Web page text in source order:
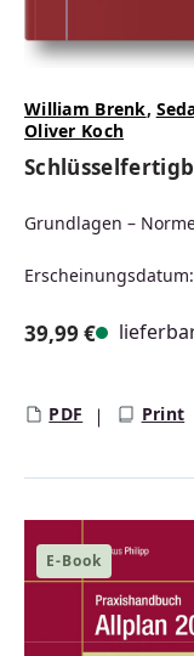
William Brenk,
Oliver Koch
Grundlagen –
39,99 €
PDF Print
E-Book